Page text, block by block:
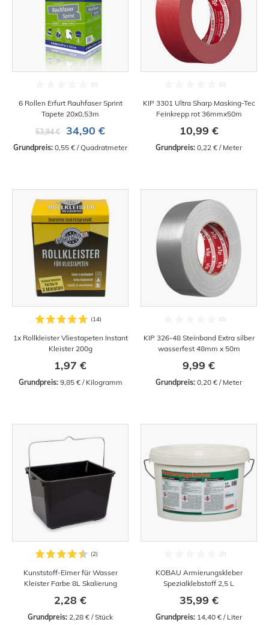
6 Rollen Erfurt Rauhfaser Sprint
Tapete 20x0,53m
53,94 €
34,90 €
Grundpreis: 0,55 € / Quadratmeter
KIP 3301 Ultra Sharp Masking-Tec
Feinkrepp rot 36mmx50m
10,99 €
Grundpreis: 0,22 € / Meter
1x Rollkleister Vliestapeten Instant
Kleister 200g
1,97 €
Grundpreis: 9,85 € / Kilogramm
KIP 326-48 Steinband Extra silber
wasserfest 48mm x 50m
9,99 €
Grundpreis: 0,20 € / Meter
Kunststoff-Eimer für Wasser
Kleister Farbe 8L Skalierung
2,28 €
Grundpreis: 2,28 € / Stück
KOBAU Armierungskleber
Spezialklebstoff 2,5 L
35,99 €
Grundpreis: 14,40 € / Liter